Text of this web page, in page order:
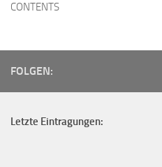
CONTENTS
FOLGEN:
Letzte Eintragungen: